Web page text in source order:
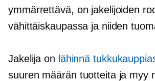
ymmärrettävä, on jakelijoiden
vähittäiskaupassa ja niiden
Jakelija on lähinnä
suuren määrän tuotteita ja myy